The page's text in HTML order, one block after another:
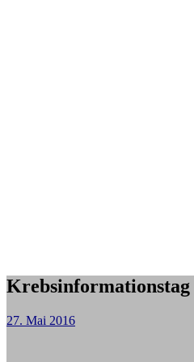
Krebsinformationstag
27. Mai 2016